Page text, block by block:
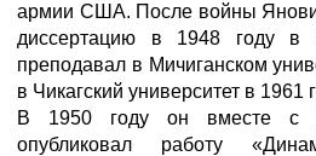
армии США. После войны
диссертацию в 1948 году в
преподавал в Мичиганском
в Чикагский университет в 1961
В 1950 году он вместе с
опубликовал работу